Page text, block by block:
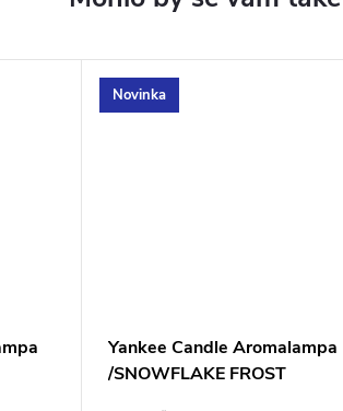
Novinka
Yankee Candle Aromalampa
/SNOWFLAKE FROST